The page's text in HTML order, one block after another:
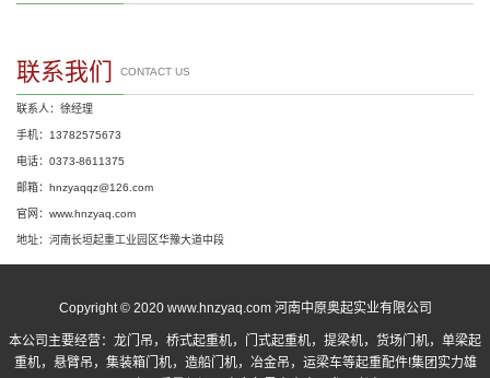
联系我们 CONTACT US
联系人：徐经理
手机：13782575673
电话：0373-8611375
邮箱：hnzyaqqz@126.com
官网：www.hnzyaq.com
地址：河南长垣起重工业园区华豫大道中段
Copyright © 2020 www.hnzyaq.com 河南中原奥起实业有限公司
本公司主要经营： 龙门吊 ， 桥式起重机， 门式起重机，提梁机，货场门机，单梁起
重机，悬臂吊，集装箱门机，造船门机，冶金吊，运梁车等起重配件!集团实力雄